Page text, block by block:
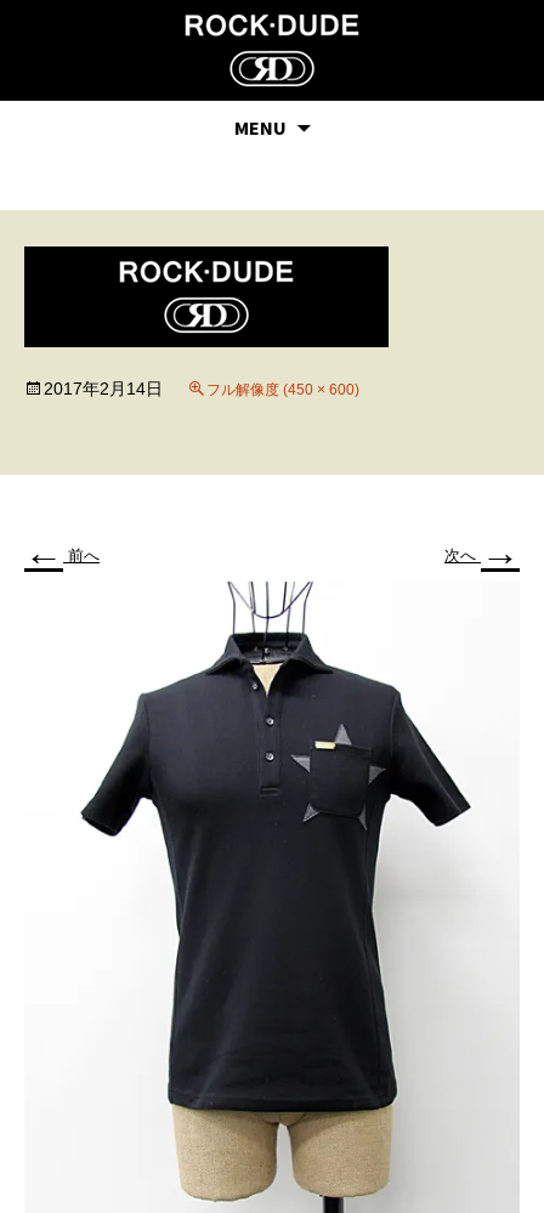
MENU
2017年2月14日 フル解像度 (450 × 600)
← 前へ 次へ →